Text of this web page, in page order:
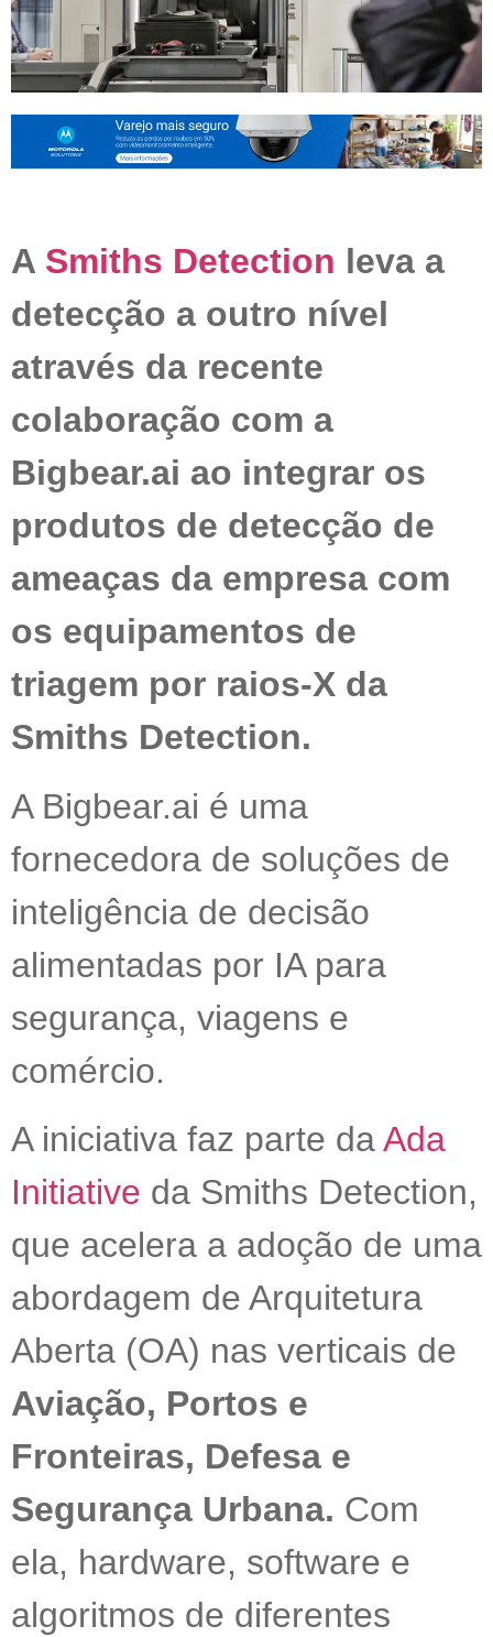
A Smiths Detection leva a
detecção a outro nível
através da recente
colaboração com a
Bigbear.ai ao integrar os
produtos de detecção de
ameaças da empresa com
os equipamentos de
triagem por raios-X da
Smiths Detection.
A Bigbear.ai é uma
fornecedora de soluções de
inteligência de decisão
alimentadas por IA para
segurança, viagens e
comércio.
A iniciativa faz parte daAda
Initiative da Smiths Detection,
que acelera a adoção de uma
abordagem de Arquitetura
Aberta (OA) nas verticais de
Aviação, Portos e
Fronteiras, Defesa e
Segurança Urbana. Com
ela, hardware, software e
algoritmos de diferentes